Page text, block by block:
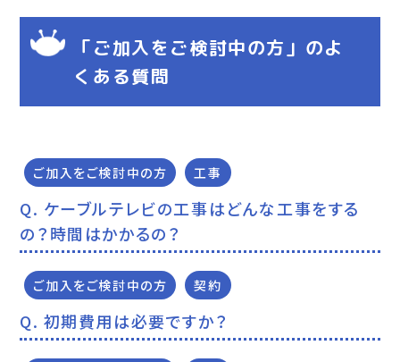
「ご加入をご検討中の方」のよ
くある質問
ご加入をご検討中の方 工事
ケーブルテレビの工事はどんな工事をする
の？時間はかかるの？
ご加入をご検討中の方 契約
初期費用は必要ですか？